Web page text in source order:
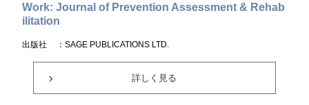
Work: Journal of Prevention Assessment & Rehab
ilitation
出版社 ：SAGE PUBLICATIONS LTD.
詳しく見る